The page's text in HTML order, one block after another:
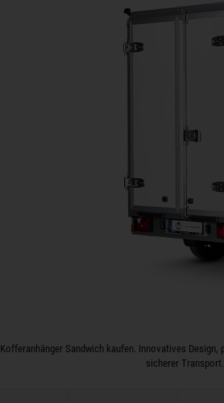
Kofferanhänger Sandwich kaufen. Innovatives
sicherer